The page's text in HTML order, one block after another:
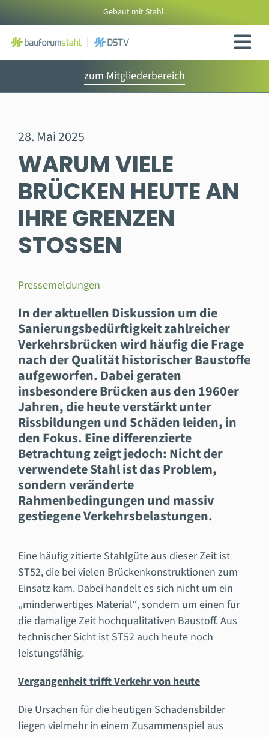
Inhalt
springen
Gebaut mit Stahl.
zum Mitgliederbereich
28. Mai 2025
WARUM VIELE
BRÜCKEN HEUTE AN
IHRE GRENZEN
STOSSEN
Pressemeldungen
In der aktuellen Diskussion um die
Sanierungsbedürftigkeit zahlreicher
Verkehrsbrücken wird häufig die Frage
nach der Qualität historischer Baustoffe
aufgeworfen. Dabei geraten
insbesondere Brücken aus den 1960er
Jahren, die heute verstärkt unter
Rissbildungen und Schäden leiden, in
den Fokus. Eine differenzierte
Betrachtung zeigt jedoch: Nicht der
verwendete Stahl ist das Problem,
sondern veränderte
Rahmenbedingungen und massiv
gestiegene Verkehrsbelastungen.
Eine häufig zitierte Stahlgüte aus dieser Zeit ist
ST52, die bei vielen Brückenkonstruktionen zum
Einsatz kam. Dabei handelt es sich nicht um ein
„minderwertiges Material“, sondern um einen für
die damalige Zeit hochqualitativen Baustoff. Aus
technischer Sicht ist ST52 auch heute noch
leistungsfähig.
Vergangenheit trifft Verkehr von heute
Die Ursachen für die heutigen Schadensbilder
liegen vielmehr in einem Zusammenspiel aus